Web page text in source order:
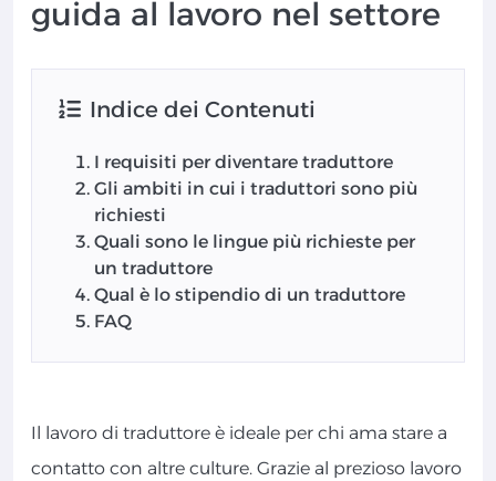
guida al lavoro nel settore
Indice dei Contenuti
I requisiti per diventare traduttore
Gli ambiti in cui i traduttori sono più
richiesti
Quali sono le lingue più richieste per
un traduttore
Qual è lo stipendio di un traduttore
FAQ
Il lavoro di traduttore è ideale per chi ama stare a
contatto con altre culture. Grazie al prezioso lavoro